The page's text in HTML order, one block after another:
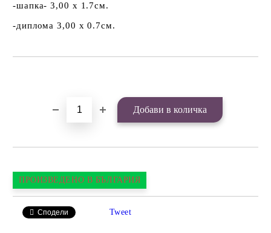
-шапка- 3,00 х 1.7см.
-диплома 3,00 х 0.7см.
ПРОИЗВЕДЕНО В БЪЛГАРИЯ
Сподели Tweet